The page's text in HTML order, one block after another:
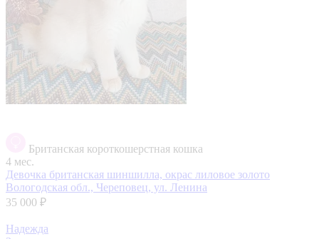
Британская короткошерстная кошка
4 мес.
Девочка британская шиншилла, окрас лиловое золото
Вологодская обл., Череповец, ул. Ленина
35 000 ₽
Надежда